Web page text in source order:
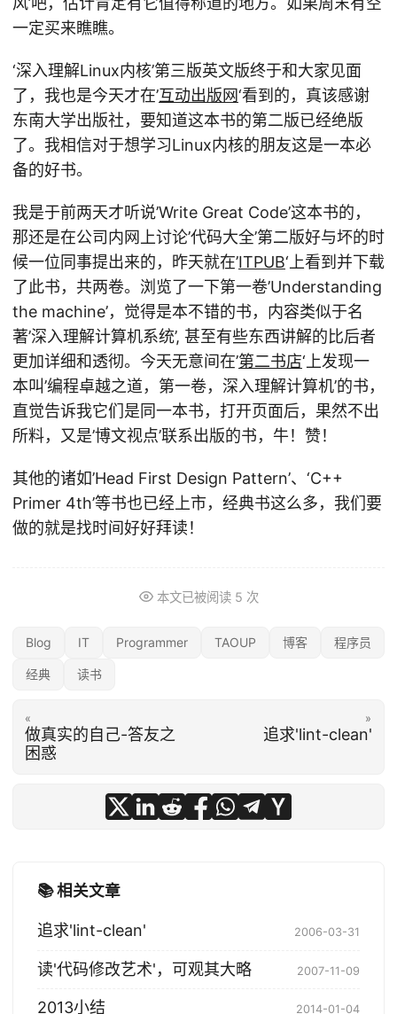
一定买来瞧瞧。
‘深入理解Linux内核’第三版英文版终于和大家见面
了，我也是今天才在’互动出版网‘看到的，真该感谢
东南大学出版社，要知道这本书的第二版已经绝版
了。我相信对于想学习Linux内核的朋友这是一本必
备的好书。
我是于前两天才听说’Write Great Code’这本书的，
那还是在公司内网上讨论’代码大全’第二版好与坏的时
候一位同事提出来的，昨天就在’ITPUB‘上看到并下载
了此书，共两卷。浏览了一下第一卷’Understanding
the machine’，觉得是本不错的书，内容类似于名
著’深入理解计算机系统’, 甚至有些东西讲解的比后者
更加详细和透彻。今天无意间在’第二书店‘上发现一
本叫’编程卓越之道，第一卷，深入理解计算机’的书，
直觉告诉我它们是同一本书，打开页面后，果然不出
所料，又是’博文视点’联系出版的书，牛！赞！
其他的诸如’Head First Design Pattern’、‘C++
Primer 4th’等书也已经上市，经典书这么多，我们要
做的就是找时间好好拜读！
本文已被阅读 5 次
Blog IT Programmer TAOUP 博客 程序员
经典 读书
«
做真实的自己-答友之
困惑
»
追求'lint-clean'
📚 相关文章
追求'lint-clean' 2006-03-31
读'代码修改艺术'，可观其大略 2007-11-09
2013小结 2014-01-04